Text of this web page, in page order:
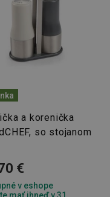
a korenička
so stojanom
€
v eshope